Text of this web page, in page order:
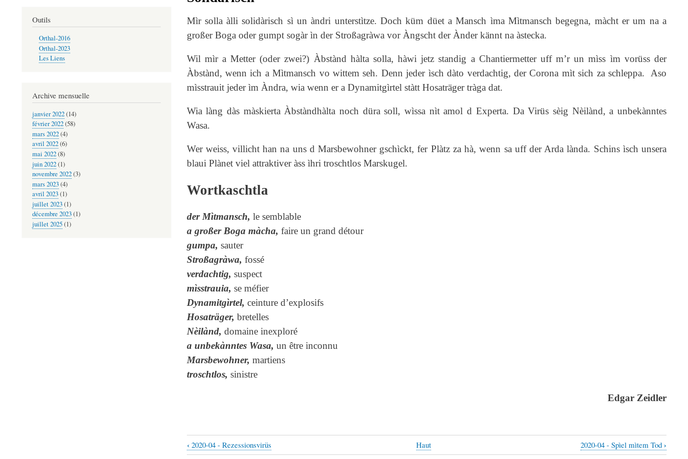
Mìr solla àlli solidàrisch sì un àndri unterstìtze. Doch küm düet a Mansch ìma Mìtmansch begegna, màcht er um na a
großer Boga oder gumpt sogàr ìn der Stroßagràwa vor Àngscht der Ànder kännt na àstecka.
Wil mìr a Metter (oder zwei?) Àbstànd hàlta solla, hàwi jetz standig a Chantiermetter uff m’r un mìss ìm vorüss der
Àbstànd, wenn ich a Mìtmansch vo wittem seh. Denn jeder ìsch dàto verdachtig, der Corona mìt sich za schleppa. Aso
mìsstrauit jeder ìm Àndra, wia wenn er a Dynamitgìrtel stàtt Hosaträger tràga dat.
Wia làng dàs màskierta Àbstàndhàlta noch düra soll, wìssa nìt amol d Experta. Da Virüs sèig Nèilànd, a unbekànntes
Wasa.
Wer weiss, villicht han na uns d Marsbewohner gschìckt, fer Plàtz za hà, wenn sa uff der Arda lànda. Schins ìsch unsera
blaui Plànet viel attraktiver àss ìhri troschtlos Marskugel.
Wortkaschtla
der Mìtmansch, le semblable
a großer Boga màcha, faire un grand détour
gumpa, sauter
Stroßagràwa, fossé
verdachtig, suspect
mìsstrauia, se méfier
Dynamitgìrtel, ceinture d’explosifs
Hosaträger, bretelles
Nèilànd, domaine inexploré
a unbekànntes Wasa, un être inconnu
Marsbewohner, martiens
troschtlos, sinistre
Edgar Zeidler
Liens
‹2020-04 - Rezessionsvirüs Haut 2020-04 - Spìel mìtem Tod›
Outils
Orthal-2016
Orthal-2023
Les Liens
Archive mensuelle
janvier 2022(14)
février 2022(58)
mars 2022(4)
avril 2022(6)
mai 2022(8)
juin 2022(1)
novembre 2022(3)
mars 2023(4)
avril 2023(1)
juillet 2023(1)
décembre 2023(1)
juillet 2025(1)